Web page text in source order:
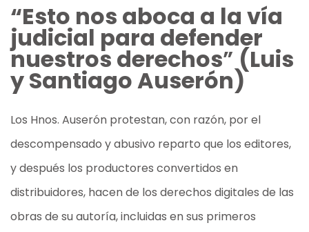
“Esto nos aboca a la vía
judicial para defender
nuestros derechos” (Luis
y Santiago Auserón)
Los Hnos. Auserón protestan, con razón, por el
descompensado y abusivo reparto que los editores,
y después los productores convertidos en
distribuidores, hacen de los derechos digitales de las
obras de su autoría, incluidas en sus primeros